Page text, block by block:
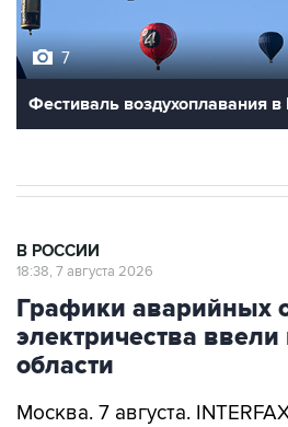
Фестиваль воздухоплавания в
Графики аварийных
электричества ввели
области
Москва. 7 августа.
в Запорожской области